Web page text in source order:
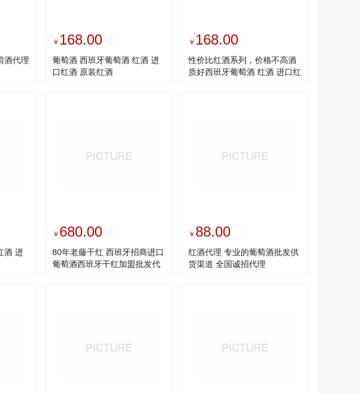
酒代理
￥ 168.00
葡萄酒 西班牙葡萄酒 红酒 进
口红酒 原装红酒
￥ 168.00
性价比红酒系列，价格不高酒
质好西班牙葡萄酒 红酒 进口红
酒 进
￥ 680.00
80年老藤干红 西班牙招商进口
葡萄酒西班牙干红加盟批发代
￥ 88.00
红酒代理 专业的葡萄酒批发供
货渠道 全国诚招代理